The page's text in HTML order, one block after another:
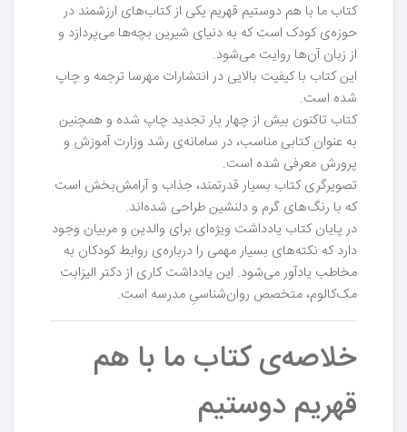
کتاب ما با هم دوستیم قهریم یکی از کتاب‌های ارزشمند در
حوزه‌ی کودک است که به دنیای شیرین بچه‌ها می‌پردازد و
از زبان آن‌ها روایت می‌شود.
این کتاب با کیفیت بالایی در انتشارات مهرسا ترجمه و چاپ
شده است.
کتاب تاکنون بیش از چهار بار تجدید چاپ شده و همچنین
به عنوان کتابی مناسب، در سامانه‌ی رشد وزارت آموزش و
پرورش معرفی شده است.
تصویرگری کتاب بسیار قدرتمند، جذاب و آرامش‌بخش است
که با رنگ‌های گرم و دلنشین طراحی شده‌اند.
در پایان کتاب یادداشت ویژه‌ای برای والدین و مربیان وجود
دارد که نکته‌های بسیار مهمی را درباره‌ی روابط کودکان به
مخاطب یادآور می‌شود. این یادداشت کاری از دکتر الیزابت
مک‌کالوم، متخصص روان‌شناسیِ مدرسه است.
خلاصه‌ی کتاب ما با هم
قهریم دوستیم